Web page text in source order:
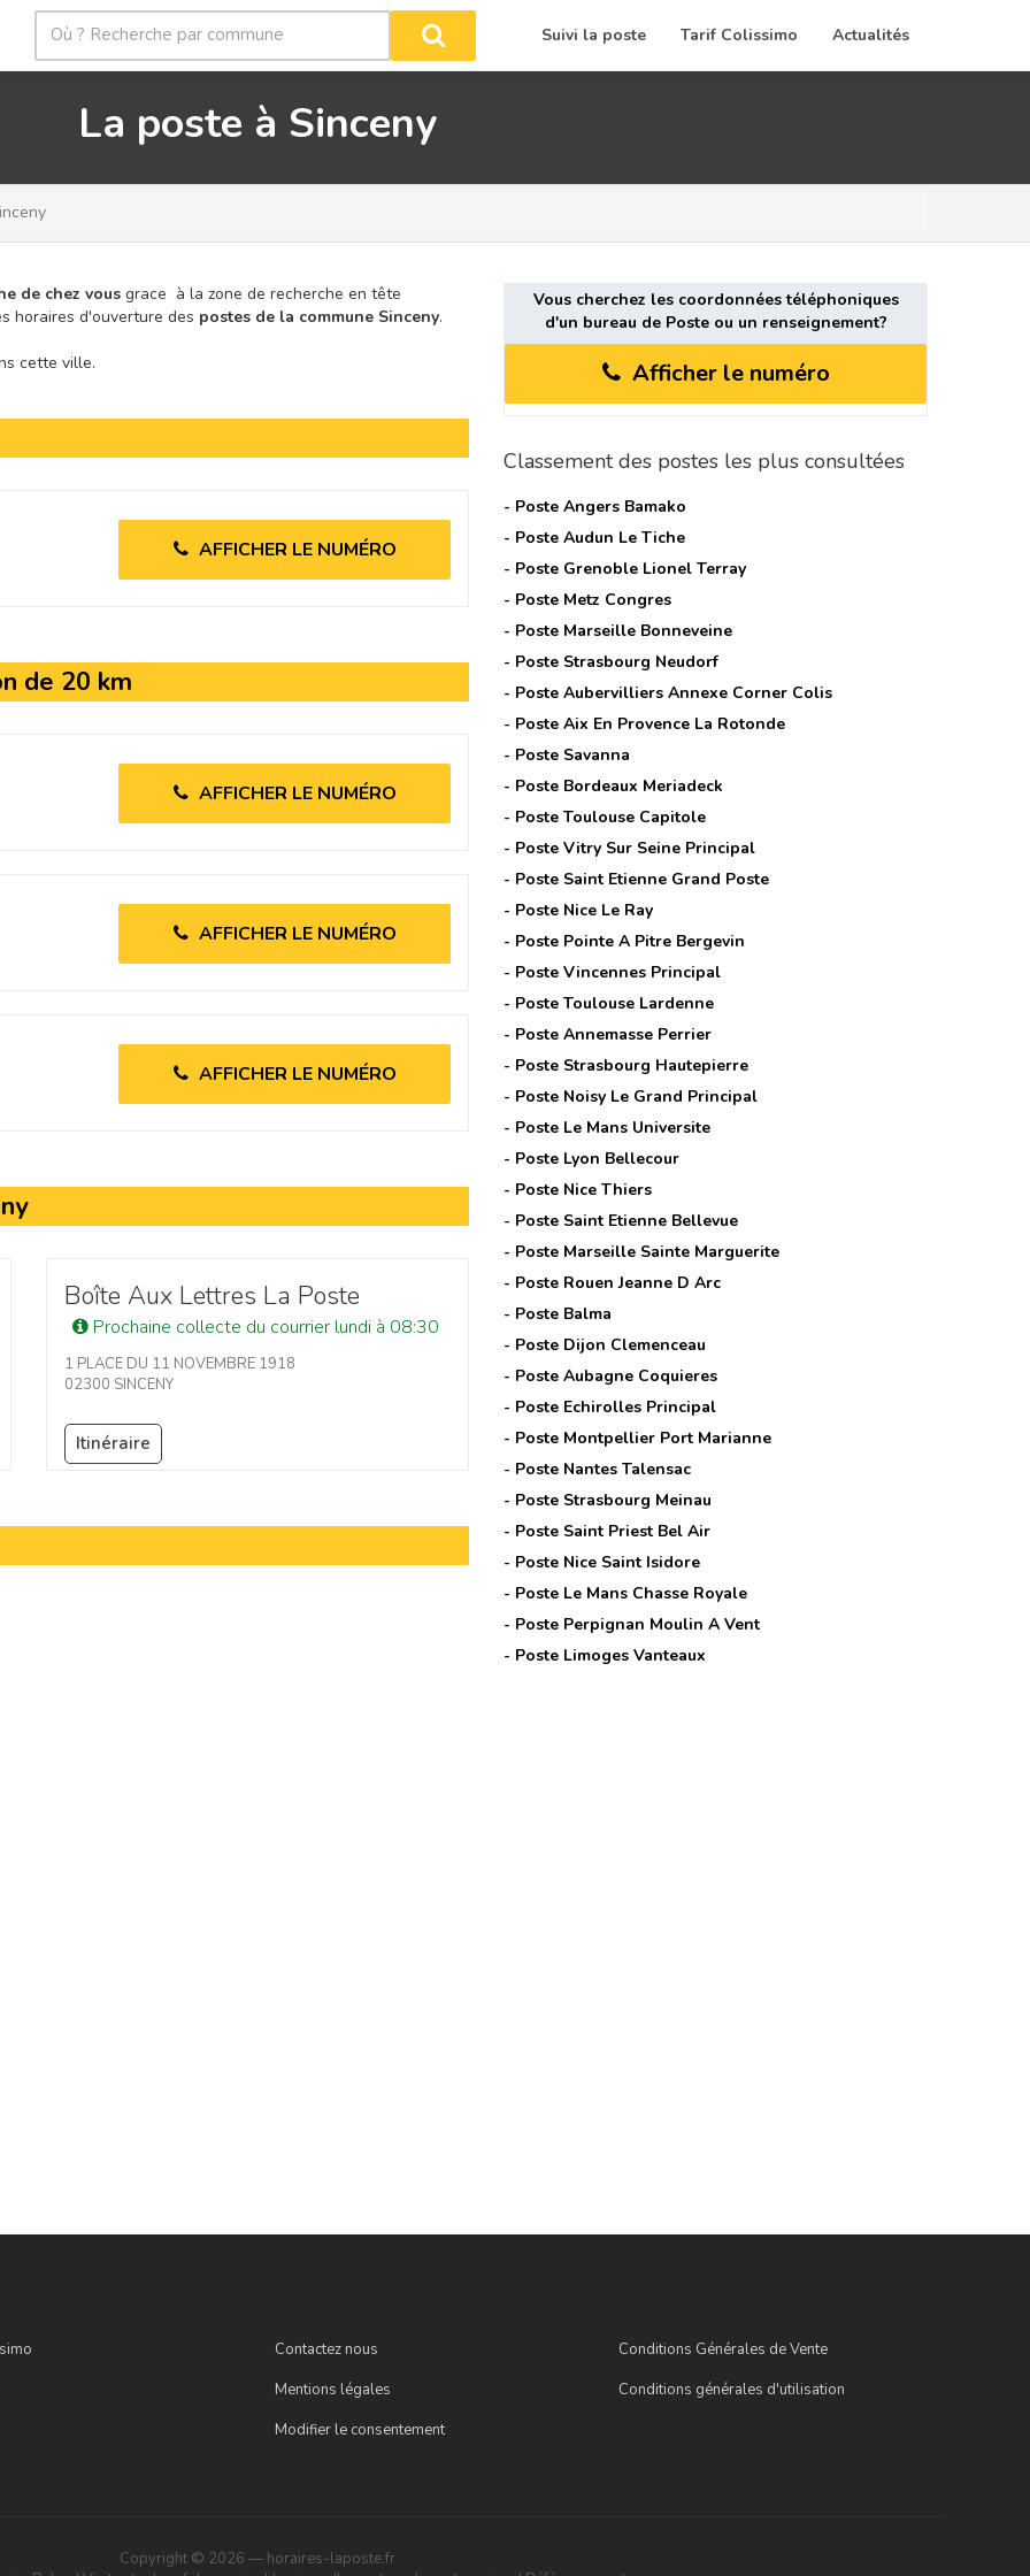
Suivi la poste Tarif Colissimo Actualités
La poste à Sinceny
de chez vous grace à la zone de recherche en tête
horaires d'ouverture des postes de la commune Sinceny.
cette ville.
AFFICHER LE NUMÉRO
de 20 km
AFFICHER LE NUMÉRO
AFFICHER LE NUMÉRO
AFFICHER LE NUMÉRO
Boîte Aux Lettres La Poste
Prochaine collecte du courrier lundi à 08:30
1 PLACE DU 11 NOVEMBRE 1918
02300 SINCENY
Itinéraire
Vous cherchez les coordonnées téléphoniques
d'un bureau de Poste ou un renseignement?
Afficher le numéro
Classement des postes les plus consultées
- PosteAngers Bamako
- PosteAudun Le Tiche
- Poste Grenoble Lionel Terray
- Poste Metz Congres
- Poste Marseille Bonneveine
- Poste Strasbourg Neudorf
- PosteAubervilliers Annexe Corner Colis
- PosteAix En Provence La Rotonde
- Poste Savanna
- Poste Bordeaux Meriadeck
- PosteToulouse Capitole
- PosteVitry Sur Seine Principal
- Poste Saint Etienne Grand Poste
- Poste Nice Le Ray
- Poste Pointe A Pitre Bergevin
- PosteVincennes Principal
- PosteToulouse Lardenne
- PosteAnnemasse Perrier
- Poste Strasbourg Hautepierre
- Poste Noisy Le Grand Principal
- Poste Le Mans Universite
- Poste Lyon Bellecour
- Poste Nice Thiers
- Poste Saint Etienne Bellevue
- Poste Marseille Sainte Marguerite
- Poste Rouen Jeanne D Arc
- Poste Balma
- Poste Dijon Clemenceau
- PosteAubagne Coquieres
- Poste Echirolles Principal
- Poste Montpellier Port Marianne
- Poste Nantes Talensac
- Poste Strasbourg Meinau
- Poste Saint Priest Bel Air
- Poste Nice Saint Isidore
- Poste Le Mans Chasse Royale
- Poste Perpignan Moulin A Vent
- Poste Limoges Vanteaux
Contactez nous
Mentions légales
Modifier le consentement
Conditions Générales de Vente
Conditions générales d'utilisation
Copyright © 2026 — horaires-laposte.fr